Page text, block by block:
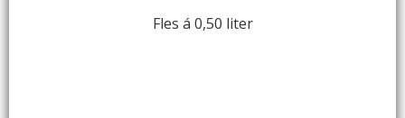
Fles á 0,50 liter